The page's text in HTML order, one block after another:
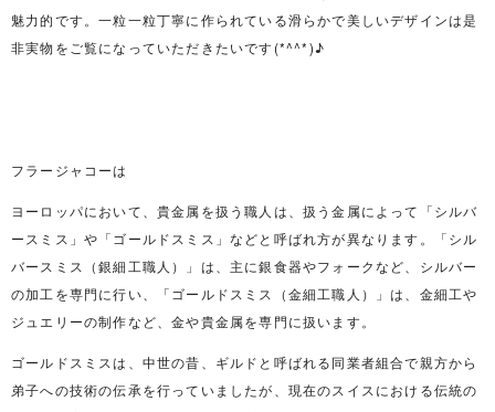
魅力的です。一粒一粒丁寧に作られている滑らかで美しいデザインは是
非実物をご覧になっていただきたいです(*^^*)♪
フラージャコーは
ヨーロッパにおいて、貴金属を扱う職人は、扱う金属によって「シルバ
ースミス」や「ゴールドスミス」などと呼ばれ方が異なります。「シル
バースミス（銀細工職人）」は、主に銀食器やフォークなど、シルバー
の加工を専門に行い、「ゴールドスミス（金細工職人）」は、金細工や
ジュエリーの制作など、金や貴金属を専門に扱います。
ゴールドスミスは、中世の昔、ギルドと呼ばれる同業者組合で親方から
弟子への技術の伝承を行っていましたが、現在のスイスにおける伝統の